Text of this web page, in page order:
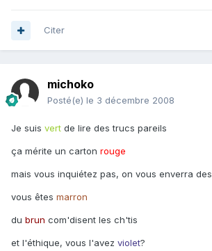
Citer
michoko
Posté(e) le 3 décembre 2008
Je suis vert de lire des trucs pareils
ça mérite un carton rouge
mais vous inquiétez pas, on vous enverra des
vous êtes marron
du brun com'disent les ch'tis
et l'éthique, vous l'avez violet?